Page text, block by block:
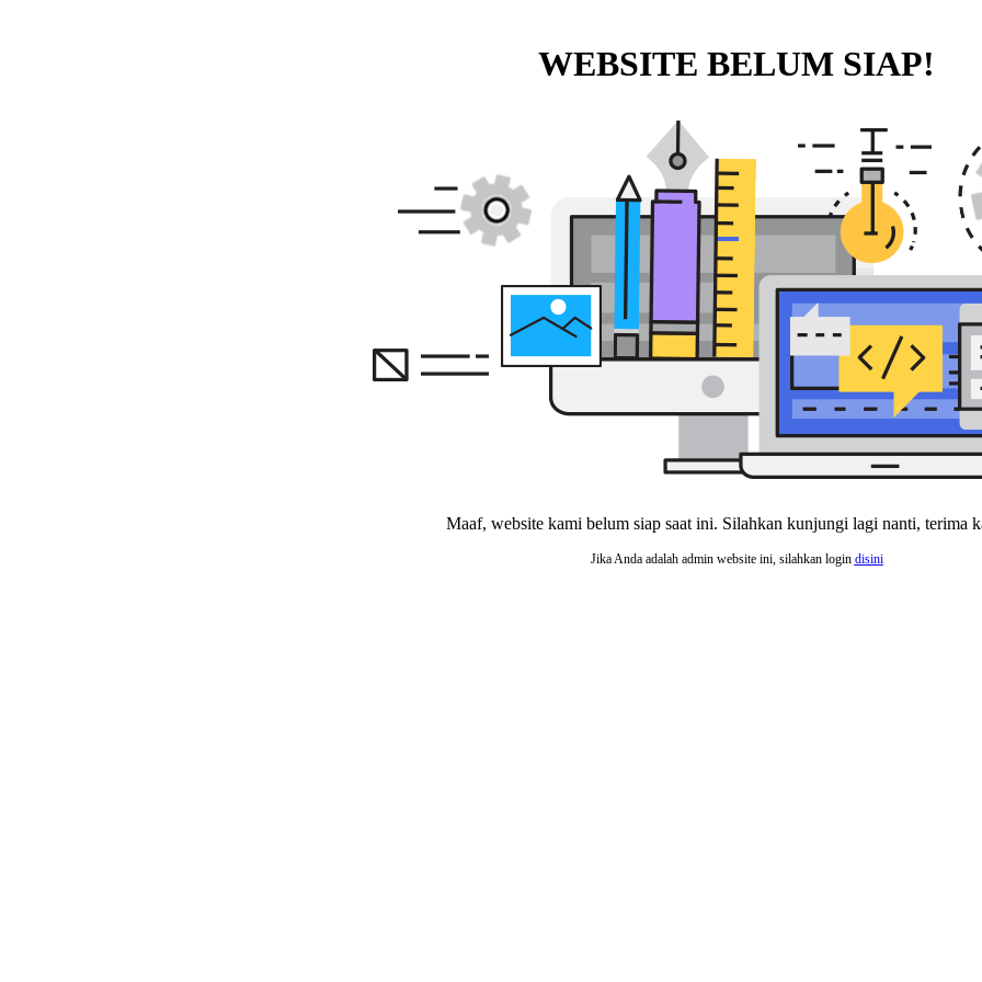
WEBSITE BELUM SIAP!
Maaf, website kami belum siap saat ini. Silahkan kunjungi lagi nanti, terima
Jika Anda adalah admin website ini, silahkan login disini